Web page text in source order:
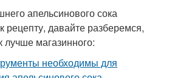
апельсинового сока
рецепту, давайте разберемся,
магазинного: